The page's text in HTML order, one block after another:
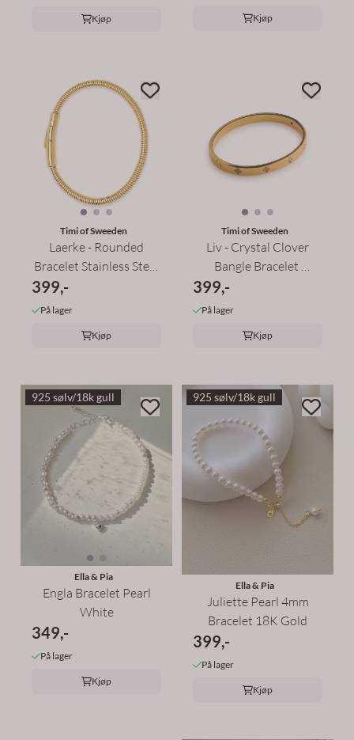
Kjøp Kjøp
Timi of Sweeden
Laerke - Rounded
Bracelet Stainless Steel
399,-
På lager
Kjøp
Timi of Sweeden
Liv - Crystal Clover
Bangle Bracelet
Stainles - ...
399,-
På lager
Kjøp
925 sølv/18k gull
Ella & Pia
Engla Bracelet Pearl
White
349,-
På lager
Kjøp
925 sølv/18k gull
Ella & Pia
Juliette Pearl 4mm
Bracelet 18K Gold
399,-
På lager
Kjøp